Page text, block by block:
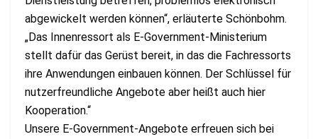
abgewickelt werden können“, erläuterte Schönbohm.
„Das Innenressort als E-Government-Ministerium
stellt dafür das Gerüst bereit, in das die Fachressorts
ihre Anwendungen einbauen können. Der Schlüssel für
nutzerfreundliche Angebote aber heißt auch hier
Kooperation.“
Unsere E-Government-Angebote erfreuen sich bei